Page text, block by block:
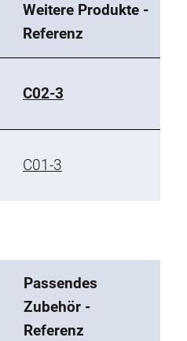
Weitere Produkte -
Referenz
C02-3
C01-3
Passendes
Zubehör -
Referenz